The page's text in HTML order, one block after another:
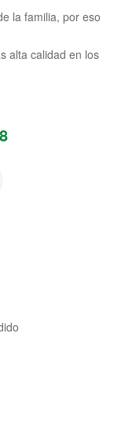
la familia, por eso
alta calidad en los